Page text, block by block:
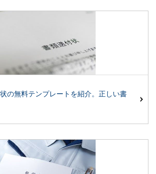
の無料テンプレートを紹介。正しい書